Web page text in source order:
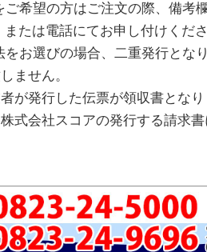
ご希望の方はご注文の際、備考
たは電話にてお申し付けくだ
をお選びの場合、二重発行とな
ません。
発行した伝票が領収書となり
会社スコアの発行する請求書